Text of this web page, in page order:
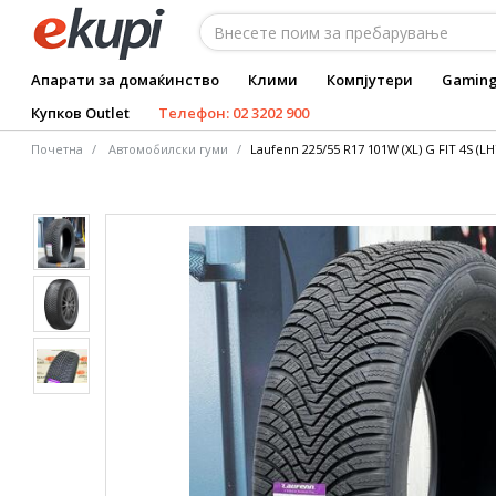
Апарати за домаќинство Клими Компјутери
Купков Outlet
Телефон: 02 3202 900
Почетна Автомобилски гуми Laufenn 225/55 R17 101W (XL) G FIT 4S